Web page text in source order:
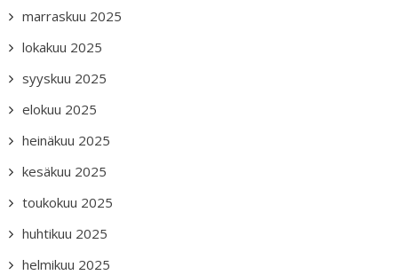
marraskuu 2025
lokakuu 2025
syyskuu 2025
elokuu 2025
heinäkuu 2025
kesäkuu 2025
toukokuu 2025
huhtikuu 2025
helmikuu 2025